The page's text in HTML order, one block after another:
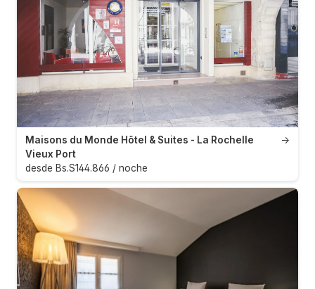
→
Maisons du Monde Hôtel & Suites - La Rochelle
Vieux Port
desde Bs.S144.866 / noche